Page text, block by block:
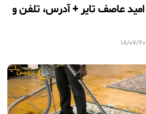
عاصف تایر + آدرس، تلفن و
18/07/